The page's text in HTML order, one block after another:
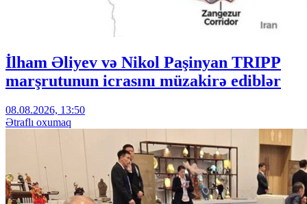
İlham Əliyev və Nikol Paşinyan TRIPP
marşrutunun icrasını müzakirə ediblər
08.08.2026, 13:50
Ətraflı oxumaq